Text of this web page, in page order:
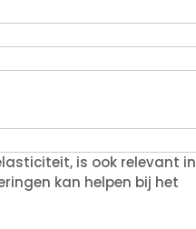
is ook relevant in
kan helpen bij het